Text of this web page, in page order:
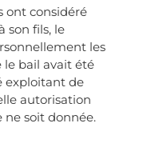
ont considéré
son fils, le
les
le bail avait été
exploitant de
autorisation
soit donnée.